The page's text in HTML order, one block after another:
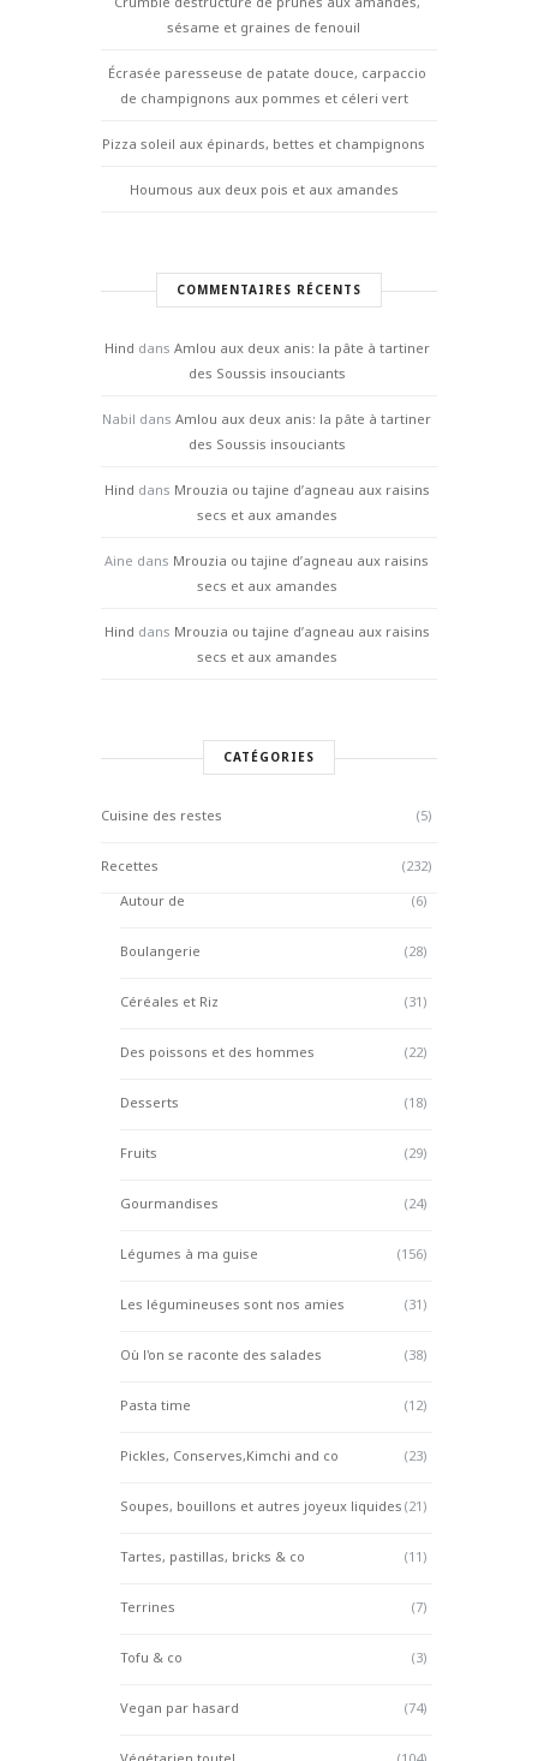
sésame et graines de fenouil
Écrasée paresseuse de patate douce, carpaccio
de champignons aux pommes et céleri vert
Pizza soleil aux épinards, bettes et champignons
Houmous aux deux pois et aux amandes
COMMENTAIRES RÉCENTS
Hind dans Amlou aux deux anis: la pâte à tartiner
des Soussis insouciants
Nabil dans Amlou aux deux anis: la pâte à tartiner
des Soussis insouciants
Hind dans Mrouzia ou tajine d’agneau aux raisins
secs et aux amandes
Aine dans Mrouzia ou tajine d’agneau aux raisins
secs et aux amandes
Hind dans Mrouzia ou tajine d’agneau aux raisins
secs et aux amandes
CATÉGORIES
Cuisine des restes (5)
Recettes
(232)
Autour de
(6)
Boulangerie (28)
Céréales et Riz (31)
Des poissons et des hommes (22)
Desserts (18)
Fruits (29)
Gourmandises (24)
Légumes à ma guise (156)
Les légumineuses sont nos amies (31)
Où l'on se raconte des salades (38)
Pasta time (12)
Pickles, Conserves,Kimchi and co (23)
Soupes, bouillons et autres joyeux liquides (21)
Tartes, pastillas, bricks & co (11)
Terrines (7)
Tofu & co (3)
Vegan par hasard (74)